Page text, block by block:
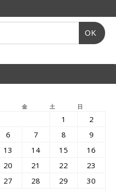
OK
金 土 日
1
2
6 7 8
9
13 14 15
16
20 21 22
23
27 28 29
30